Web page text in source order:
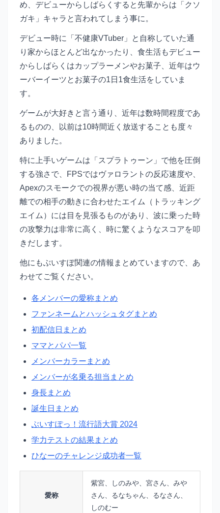
め、デビューからしばらくすると先輩からは「クソ
ガキ」キャラと言われてしまう事に。
デビュー時に「不健康VTuber」と自称していた通
り家からほとんど出なかったり、食生活もデビュー
からしばらくはカップラーメンやお菓子、近年はウ
ーバーイーツとお菓子の1日1食生活をしていま
す。
ゲームが大好きと言う通り、近年は数時間程度であ
るものの、以前は10時間近く放送することも度々
ありました。
特に上手いゲームは「スプラトゥーン」で他を圧倒
する強さで、FPSではヴァロラントの反応速度や、
Apexのスモークでの視界が悪い時の当て感、近距
離での相手の動きに合わせたエイム（トラッキング
エイム）には目を見張るものがあり、波に乗った時
の攻撃力は非常に高く、時に驚くようなスコアを叩
きだします。
他にもぶいすぽ関連の情報まとめていますので、あ
わせてご覧ください。
各メンバーの愛称まとめ
ファンネームとハッシュタグまとめ
初配信日まとめ
ママとパパ一覧
メンバーカラーまとめ
メンバーが名乗る担当まとめ
身長まとめ
誕生日まとめ
ぶいすぽっ！流行語大賞 2024
学力テストの結果まとめ
ひなーのチャレンジ成功者一覧
愛称
紫宮、しのみや、宮さん、みや
さん、るなちゃん、るなさん、
しのむー